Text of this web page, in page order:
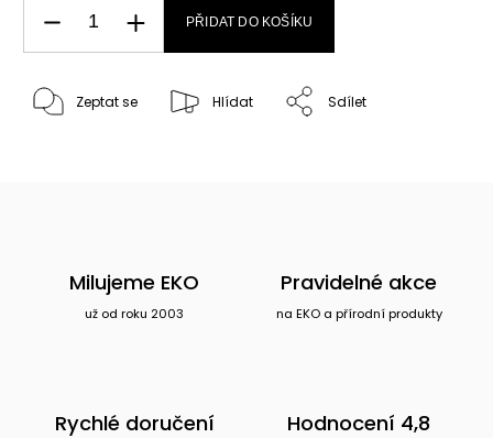
PŘIDAT DO KOŠÍKU
Zeptat se Hlídat Sdílet
Milujeme EKO
už od roku 2003
Pravidelné akce
na EKO a přírodní produkty
Rychlé doručení Hodnocení 4,8